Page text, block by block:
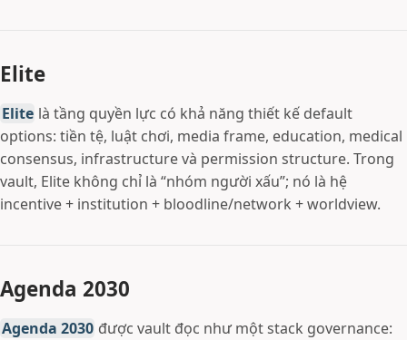
Elite
Elite là tầng quyền lực có khả năng thiết kế default
options: tiền tệ, luật chơi, media frame, education, medical
consensus, infrastructure và permission structure. Trong
vault, Elite không chỉ là “nhóm người xấu”; nó là hệ
incentive + institution + bloodline/network + worldview.
Agenda 2030
Agenda 2030 được vault đọc như một stack governance: